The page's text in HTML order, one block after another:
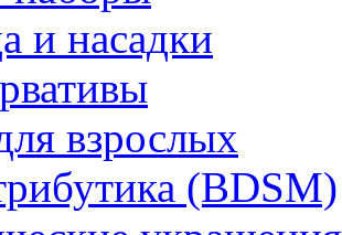
и насадки
взрослых
(BDSM)